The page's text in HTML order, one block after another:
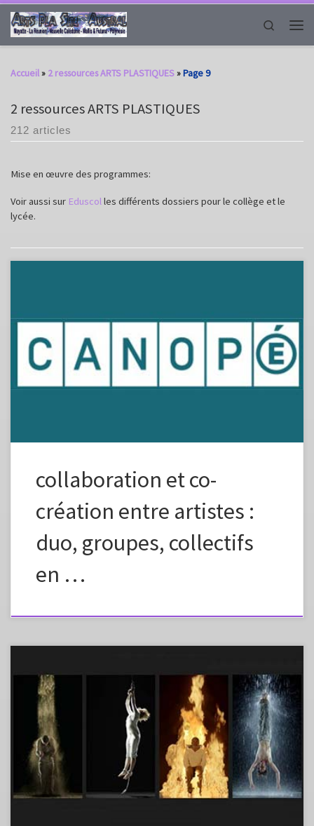
Passer au contenu
Search
Accueil» 2 ressources ARTS PLASTIQUES»Page 9
2 ressources ARTS PLASTIQUES
212 articles
Mise en œuvre des programmes:
Voir aussi sur Eduscolles différents dossiers pour le collège et le
lycée.
programme d’enseignement de spécialité d’arts plastiques au choix,
en série littéraire, au titre des œuvres et thèmes de référence du
baccalauréat… Source de l’article:https://www.reseau-
canope.fr/outils-bacs/collaboration-et-co-creation-entre-artistes-duo-
groupes-collectifs-en-arts-plastiques-du-debut-des-annees-1960-a-nos-
collaboration et co-
création entre artistes :
duo, groupes, collectifs
en …